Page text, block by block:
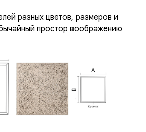
разных цветов, размеров и
простор воображению